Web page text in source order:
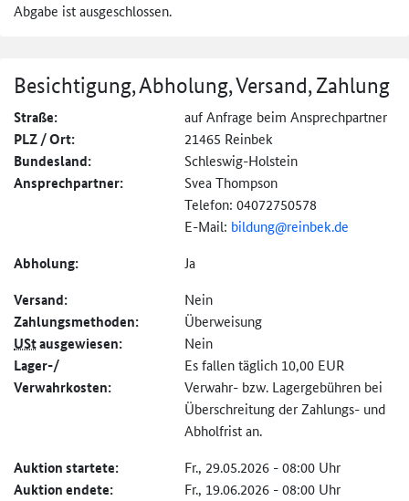
Abgabe ist ausgeschlossen.
Besichtigung, Abholung, Versand, Zahlung
Straße: auf Anfrage beim Ansprechpartner
PLZ / Ort: 21465 Reinbek
Bundesland: Schleswig-Holstein
Ansprechpartner:
Svea Thompson
Telefon: 04072750578
E-Mail: bildung@reinbek.de
Abholung: Ja
Versand: Nein
Zahlungs­methoden: Überweisung
UStausgewiesen: Nein
Lager-/
Verwahrkosten:
Es fallen täglich 10,00 EUR
Verwahr- bzw. Lagergebühren bei
Überschreitung der Zahlungs- und
Abholfrist an.
Auktion startete: Fr., 29.05.2026 - 08:00 Uhr
Auktion endete: Fr., 19.06.2026 - 08:00 Uhr